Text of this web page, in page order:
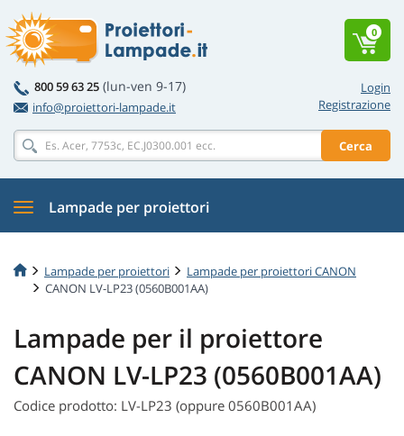
Login
Registrazione
800 59 63 25 (lun-ven 9-17)
info@proiettori-lampade.it
Cerca
0
Lampade per proiettori
Lampade per proiettori
Lampade per proiettori CANON
CANON LV-LP23 (0560B001AA)
Lampade per il proiettore
CANON LV-LP23 (0560B001AA)
Codice prodotto: LV-LP23 (oppure 0560B001AA)